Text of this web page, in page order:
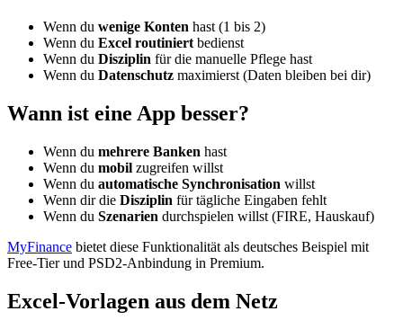
Wenn du wenige Konten hast (1 bis 2)
Wenn du Excel routiniert bedienst
Wenn du Disziplin für die manuelle Pflege hast
Wenn du Datenschutz maximierst (Daten bleiben bei dir)
Wann ist eine App besser?
Wenn du mehrere Banken hast
Wenn du mobil zugreifen willst
Wenn du automatische Synchronisation willst
Wenn dir die Disziplin für tägliche Eingaben fehlt
Wenn du Szenarien durchspielen willst (FIRE, Hauskauf)
MyFinance bietet diese Funktionalität als deutsches Beispiel mit
Free-Tier und PSD2-Anbindung in Premium.
Excel-Vorlagen aus dem Netz